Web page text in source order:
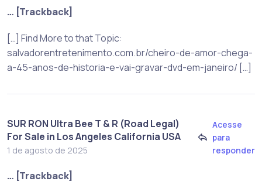
… [Trackback]
[…] Find More to that Topic:
salvadorentretenimento.com.br/cheiro-de-amor-chega-
a-45-anos-de-historia-e-vai-gravar-dvd-em-janeiro/ […]
SUR RON Ultra Bee T & R (Road Legal)
For Sale in Los Angeles California USA
1 de agosto de 2025
Acesse
para
responder
… [Trackback]